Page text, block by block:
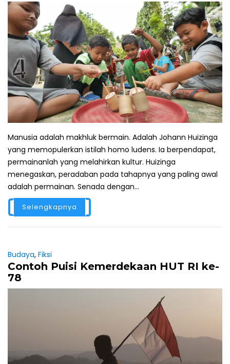
Manusia adalah makhluk bermain. Adalah Johann Huizinga
yang memopulerkan istilah homo ludens. Ia berpendapat,
permainanlah yang melahirkan kultur. Huizinga
menegaskan, peradaban pada tahapnya yang paling awal
adalah permainan. Senada dengan...
Selengkapnya
Budaya, Fiksi
Contoh Puisi Kemerdekaan HUT RI ke-
78